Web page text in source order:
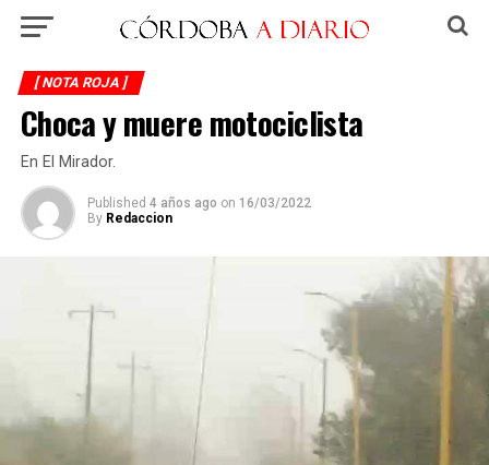
[ NOTA ROJA ]
Choca y muere motociclista
En El Mirador.
Published 4 años ago on 16/03/2022
By Redaccion